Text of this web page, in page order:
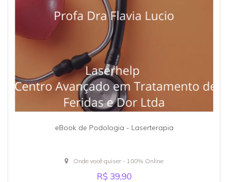
eBook de Podologia - Laserterapia
Onde você quiser - 100% Online
R$ 39,90